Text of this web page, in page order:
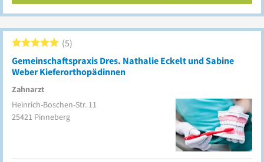
Gemeinschaftspraxis Dres. Nathalie Eckelt und Sabine
Weber Kieferorthopädinnen
Zahnarzt
5
Heinrich-Boschen-Str. 11
25421 Pinneberg